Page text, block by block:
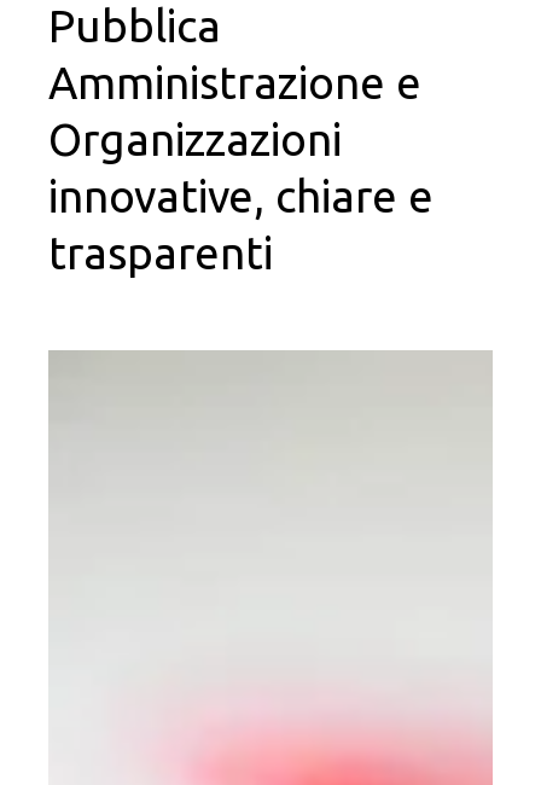
Pubblica
Amministrazione e
Organizzazioni
innovative, chiare e
trasparenti